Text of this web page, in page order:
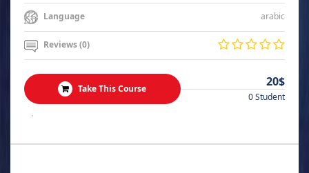
Language arabic
Reviews (0)
Take This Course 20$
0 Student
.